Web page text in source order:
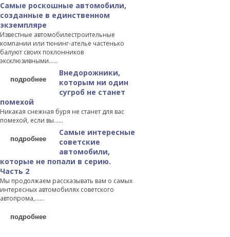
Самые роскошные автомобили,
созданные в единственном
экземпляре
Известные автомобилестроительные
компании или тюнинг-ателье частенько
балуют своих поклонников
эксклюзивными…...
подробнее
Внедорожники,
которым ни один
сугроб не станет
помехой
Никакая снежная буря не станет для вас
помехой, если вы…...
подробнее
Самые интересные
советские
автомобили,
которые не попали в серию.
Часть 2
Мы продолжаем рассказывать вам о самых
интересных автомобилях советского
автопрома,…...
подробнее